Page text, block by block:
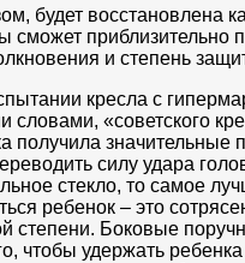
будет восстановлена
сможет приблизительно
и степень
кресла с
словами, «советского
получила значительные
силу удара
стекло, то самое
ребенок – это
степени. Боковые
чтобы удержать